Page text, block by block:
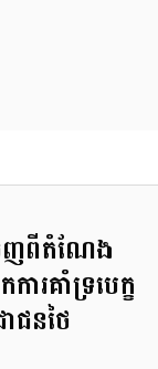
ញពីតំណែង
រគាំទ្របេក្ខ
ជនថៃ